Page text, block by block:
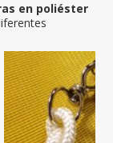
en poliéster